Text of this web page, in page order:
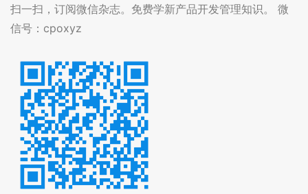
扫一扫，订阅微信杂志。免费学新产品开发管理知识。 微
信号：cpoxyz